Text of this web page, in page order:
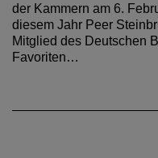
der Kammern am 6.
diesem Jahr Peer
Mitglied des Deutschen
Favoriten…